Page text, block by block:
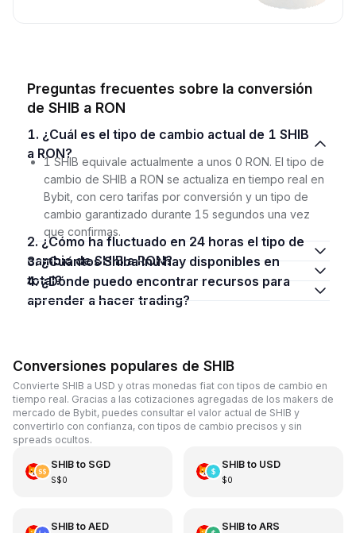
Preguntas frecuentes sobre la conversión
de SHIB a RON
1. ¿Cuál es el tipo de cambio actual de 1 SHIB
a RON?
1 SHIB equivale actualmente a unos 0 RON. El tipo de
cambio de SHIB a RON se actualiza en tiempo real en
Bybit, con cero tarifas por conversión y un tipo de
cambio garantizado durante 15 segundos una vez
que confirmas.
2. ¿Cómo ha fluctuado en 24 horas el tipo de
cambio de SHIB a RON?
3. ¿Cuántos Shiba Inu hay disponibles en
total?
4. ¿Dónde puedo encontrar recursos para
aprender a hacer trading?
Conversiones populares de SHIB
Convierte SHIB a USD y otras monedas fiat con tipos de cambio en
tiempo real. Gracias a las cotizaciones agregadas de los makers de
mercado de Bybit, puedes consultar el valor actual de SHIB y
convertirlo con confianza, con tipos de cambio precisos y sin
spreads ocultos.
SHIBto SGD
S$0
SHIBto USD
$0
SHIBto AED SHIBto ARS